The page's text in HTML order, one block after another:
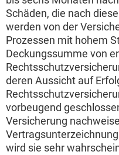
Schäden, die nach
werden von der
Prozessen mit hohem
Deckungssumme von
deren Aussicht auf
vorbeugend
Versicherung
wird sie sehr